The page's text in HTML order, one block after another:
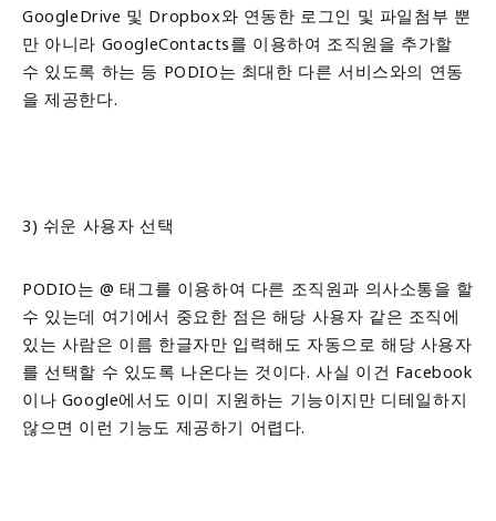
GoogleDrive 및 Dropbox와 연동한 로그인 및 파일첨부 뿐
만 아니라 GoogleContacts를 이용하여 조직원을 추가할
수 있도록 하는 등 PODIO는 최대한 다른 서비스와의 연동
을 제공한다.
3) 쉬운 사용자 선택
PODIO는 @ 태그를 이용하여 다른 조직원과 의사소통을 할
수 있는데 여기에서 중요한 점은 해당 사용자 같은 조직에
있는 사람은 이름 한글자만 입력해도 자동으로 해당 사용자
를 선택할 수 있도록 나온다는 것이다. 사실 이건 Facebook
이나 Google에서도 이미 지원하는 기능이지만 디테일하지
않으면 이런 기능도 제공하기 어렵다.